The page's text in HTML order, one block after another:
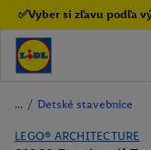
✅Vyber si zľavu podľa
/ Detské stavebnice
LEGO® ARCHITECTURE